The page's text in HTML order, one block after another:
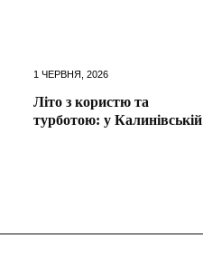
1 ЧЕРВНЯ, 2026
Літо з користю та
турботою: у Калинівській